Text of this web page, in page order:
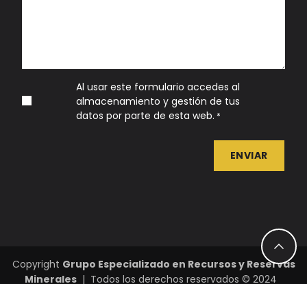
Al usar este formulario accedes al
almacenamiento y gestión de tus
datos por parte de esta web. *
ENVIAR
Copyright Grupo Especializado en Recursos y Reservas
Minerales | Todos los derechos reservados © 2024